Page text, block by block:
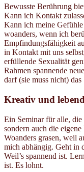
Bewusste Berührung
Kann ich Kontakt
Kann ich meine
woanders, wenn ich
Empfindungsfähigkeit
in Kontakt mit uns
erfüllende Sexualität
Rahmen spannende
darf (sie muss nicht) das
Kreativ und
Ein Seminar für alle,
sondern auch die
Woanders grasen, weil
mich abhängig. Geht in
Weil’s spannend ist.
ist. Es lohnt.